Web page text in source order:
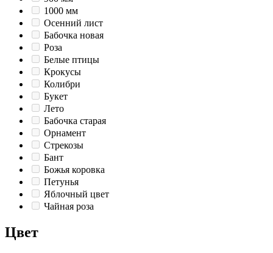
1000 мм
Осенний лист
Бабочка новая
Роза
Белые птицы
Крокусы
Колибри
Букет
Лето
Бабочка старая
Орнамент
Стрекозы
Бант
Божья коровка
Петунья
Яблочный цвет
Чайная роза
Цвет